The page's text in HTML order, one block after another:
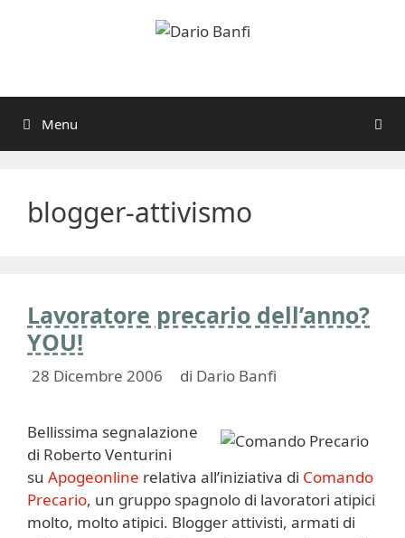
Menu
blogger-attivismo
Lavoratore precario dell’anno?
YOU!
28 Dicembre 2006 di Dario Banfi
Bellissima segnalazione
di Roberto Venturini
su Apogeonline relativa all’iniziativa di Comando
Precario, un gruppo spagnolo di lavoratori atipici
molto, molto atipici. Blogger attivisti, armati di